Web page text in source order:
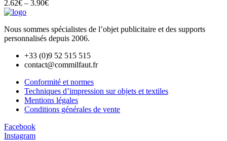
2.62€ – 3.90€
Nous sommes spécialistes de l’objet publicitaire et des supports
personnalisés depuis 2006.
+33 (0)9 52 515 515
contact@commilfaut.fr
Conformité et normes
Techniques d’impression sur objets et textiles
Mentions légales
Conditions générales de vente
Facebook
Instagram